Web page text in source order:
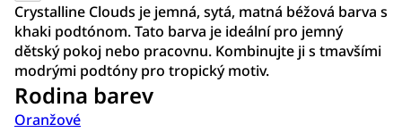
Crystalline Clouds je jemná, sytá, matná béžová barva s
khaki podtónom. Tato barva je ideální pro jemný
dětský pokoj nebo pracovnu. Kombinujte ji s tmavšími
modrými podtóny pro tropický motiv.
Rodina barev
Oranžové